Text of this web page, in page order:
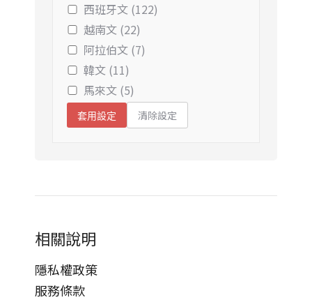
西班牙文 (122)
越南文 (22)
阿拉伯文 (7)
韓文 (11)
馬來文 (5)
套用設定 清除設定
相關說明
隱私權政策
服務條款